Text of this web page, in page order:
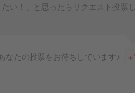
たい！」と思ったらリクエスト投票し
なたの投票をお待ちしています♪